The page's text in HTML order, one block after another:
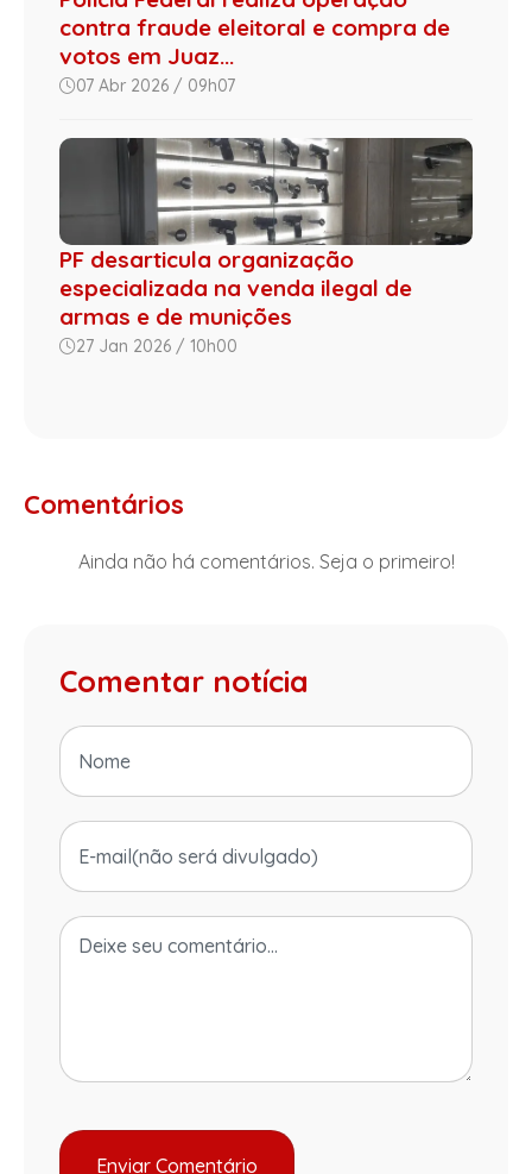
contra fraude eleitoral e compra de
votos em Juaz...
07 Abr 2026 / 09h07
PF desarticula organização
especializada na venda ilegal de
armas e de munições
27 Jan 2026 / 10h00
Comentários
Ainda não há comentários. Seja o primeiro!
Comentar notícia